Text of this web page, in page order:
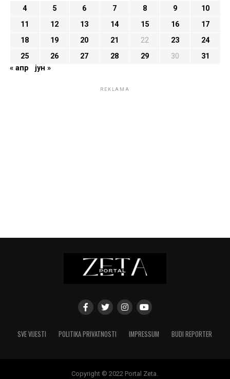
4
5 6 7 8 9
10
11
12 13 14 15 16
17
18
19 20 21 22 23
24
25
26 27 28 29 30
31
« апр
јун »
REKLAMA
SVE VIJESTI POLITIKA PRIVATNOSTI IMPRESSUM BUDI REPORTER
Copyright © 2022 Portal Zeta.